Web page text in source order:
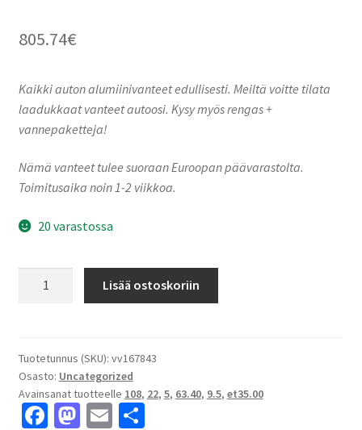
805.74€
Kaikki auton alumiinivanteet edullisesti. Meiltä voitte tilata
laadukkaat vanteet autoosi. Kysy myös rengas +
vannepaketteja!
Nämä vanteet tulee suoraan Euroopan päävarastolta.
Toimitusaika noin 1-2 viikkoa.
20 varastossa
5x108
ET35.00
keskireikä:63.40
määrä
Lisää ostoskoriin
Tuotetunnus (SKU): vv167843
Osasto: Uncategorized
Avainsanat tuotteelle 108, 22, 5, 63.40, 9.5, et35.00
Fa M E S